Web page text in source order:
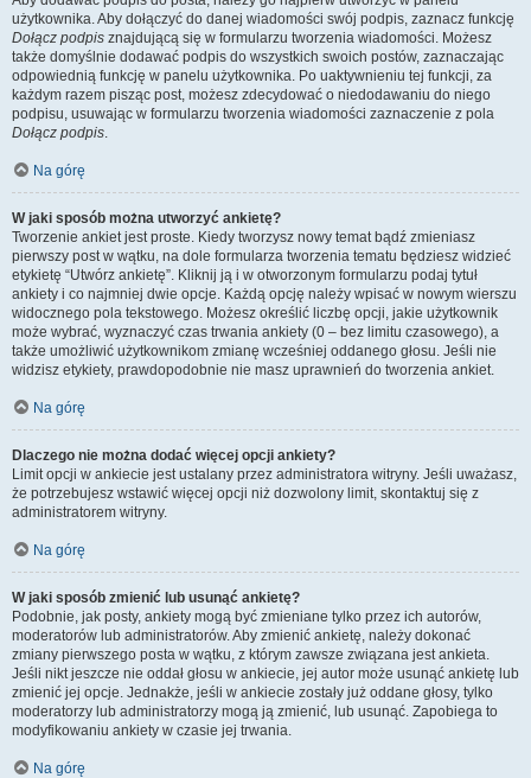
użytkownika. Aby dołączyć do danej wiadomości swój podpis, zaznacz funkcję
Dołącz podpis znajdującą się w formularzu tworzenia wiadomości. Możesz
także domyślnie dodawać podpis do wszystkich swoich postów, zaznaczając
odpowiednią funkcję w panelu użytkownika. Po uaktywnieniu tej funkcji, za
każdym razem pisząc post, możesz zdecydować o niedodawaniu do niego
podpisu, usuwając w formularzu tworzenia wiadomości zaznaczenie z pola
Dołącz podpis.
Na górę
W jaki sposób można utworzyć ankietę?
Tworzenie ankiet jest proste. Kiedy tworzysz nowy temat bądź zmieniasz
pierwszy post w wątku, na dole formularza tworzenia tematu będziesz widzieć
etykietę “Utwórz ankietę”. Kliknij ją i w otworzonym formularzu podaj tytuł
ankiety i co najmniej dwie opcje. Każdą opcję należy wpisać w nowym wierszu
widocznego pola tekstowego. Możesz określić liczbę opcji, jakie użytkownik
może wybrać, wyznaczyć czas trwania ankiety (0 – bez limitu czasowego), a
także umożliwić użytkownikom zmianę wcześniej oddanego głosu. Jeśli nie
widzisz etykiety, prawdopodobnie nie masz uprawnień do tworzenia ankiet.
Na górę
Dlaczego nie można dodać więcej opcji ankiety?
Limit opcji w ankiecie jest ustalany przez administratora witryny. Jeśli uważasz,
że potrzebujesz wstawić więcej opcji niż dozwolony limit, skontaktuj się z
administratorem witryny.
Na górę
W jaki sposób zmienić lub usunąć ankietę?
Podobnie, jak posty, ankiety mogą być zmieniane tylko przez ich autorów,
moderatorów lub administratorów. Aby zmienić ankietę, należy dokonać
zmiany pierwszego posta w wątku, z którym zawsze związana jest ankieta.
Jeśli nikt jeszcze nie oddał głosu w ankiecie, jej autor może usunąć ankietę lub
zmienić jej opcje. Jednakże, jeśli w ankiecie zostały już oddane głosy, tylko
moderatorzy lub administratorzy mogą ją zmienić, lub usunąć. Zapobiega to
modyfikowaniu ankiety w czasie jej trwania.
Na górę